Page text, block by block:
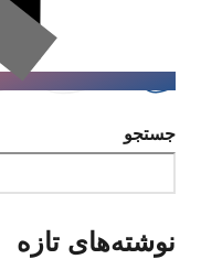
جستجو
نوشته‌های تازه